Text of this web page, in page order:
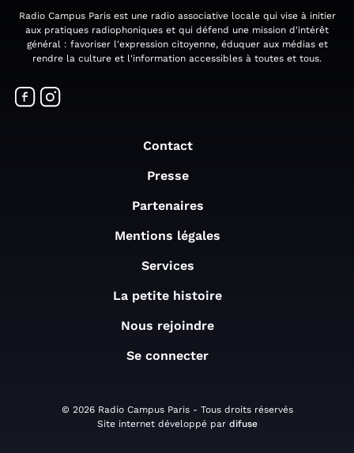
Radio Campus Paris est une radio associative locale qui vise à initier
aux pratiques radiophoniques et qui défend une mission d'intérêt
général : favoriser l'expression citoyenne, éduquer aux médias et
rendre la culture et l'information accessibles à toutes et tous.
Contact
Presse
Partenaires
Mentions légales
Services
La petite histoire
Nous rejoindre
Se connecter
© 2026 Radio Campus Paris - Tous droits réservés
Site internet développé par difuse